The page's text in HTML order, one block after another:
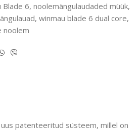
Blade 6, noolemängulaudaded müük,
, winmau blade 6 dual core,
noolem
patenteeritud süsteem, millel on